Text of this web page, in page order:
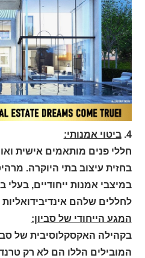
4. ביטוי אמנותי:
חללי פנים מותאמים אישית
בחזית עיצוב בתי היוקרה.
במיצבי אמנות ייחודיים,
לחללים שלהם
המגע הייחודי של סביון:
בקהילה האקסקלוסיבית של
המובילים הללו הם לא רק